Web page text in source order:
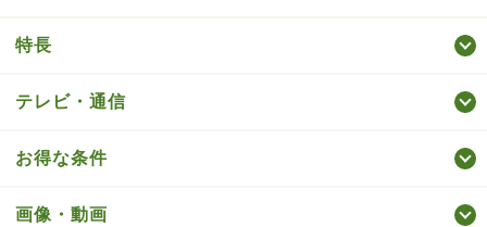
特長
テレビ・通信
お得な条件
画像・動画